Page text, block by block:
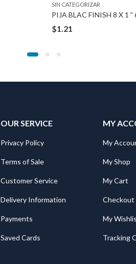
SIN CATEGORIZAR
PIJA BLAC FINISH 8 X 1 ”
$1.21
OUR SERVICE
Privacy Policy
Terms of Sale
Customer Service
Delivery Information
Payments
Saved Cards
MY
My
My Shop
My Cart
Checkout
My
Tracking